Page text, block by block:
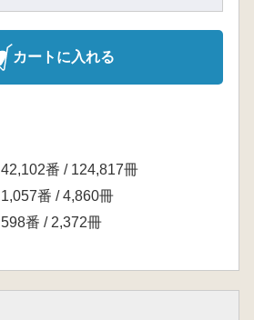
カートに入れる
42,102番 / 124,817冊
1,057番 / 4,860冊
598番 / 2,372冊